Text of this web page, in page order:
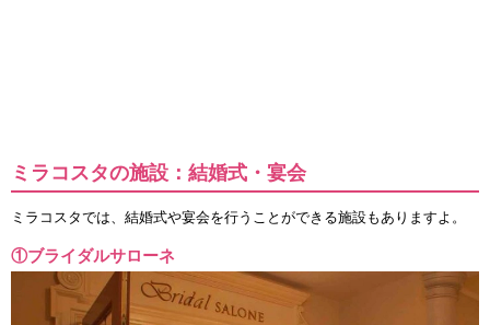
ミラコスタの施設：結婚式・宴会
ミラコスタでは、結婚式や宴会を行うことができる施設もありますよ。
①ブライダルサローネ